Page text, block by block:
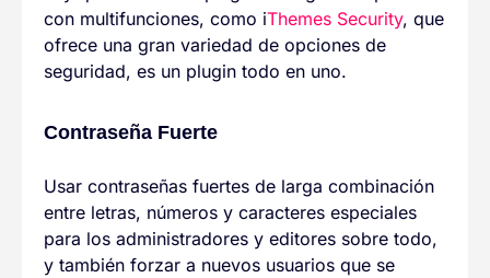
con multifunciones, como iThemes Security, que
ofrece una gran variedad de opciones de
seguridad, es un plugin todo en uno.
Contraseña Fuerte
Usar contraseñas fuertes de larga combinación
entre letras, números y caracteres especiales
para los administradores y editores sobre todo,
y también forzar a nuevos usuarios que se